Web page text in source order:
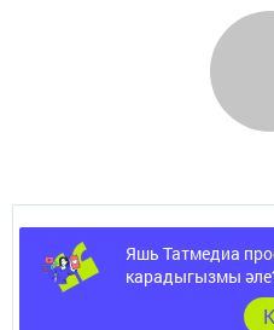
ШӘҺӘР
Яшь Татмедиа
карадыгызмы